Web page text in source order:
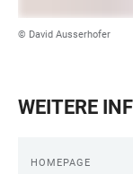
© David Ausserhofer
WEITERE
HOMEPAGE